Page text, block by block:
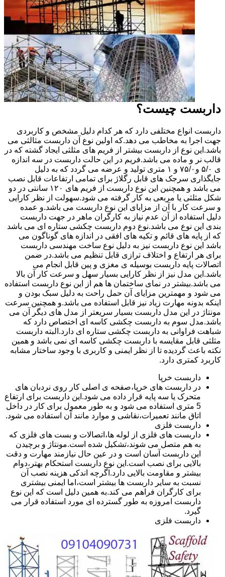
داربست چیست؟
داربست انواع مختلفی دارد که هر کدام دلیل مشخص و کاربردی
جهت اجرا به مخاطب می دهد.که اولین نوع آن داربست مثالثی می
باشد.این نوع از داربست بیشتر از فریم های مثلثی ایجاد گشته که در
قالب نر و ماده می باشد.فریم در این حالت داربست در سه اندازه
ی ۵/۰ و۷۵/۰ و ۱ متری تولید و عرضه می گردد که به دلیل
جایگذاری سرجک های قابل رگلاژ برای تمامی ارتفاعات قابل نصب
می باشد و همچنین این نوع داربست از فریم های ۱۲۰ سانتی در دو
شکل مثلثی یا مربعی به کار گرفته می شود.سهولت از نظر کارایی
و سرعت کار با آن از مزایای این نوع داربست می باشد.و عمده
دلیل استفاده از آن عدم نیاز به کارگران ماهر در جهت داربست
بندی این نوع می باشد.نوع دوم داربست چکشی ستاره ای می باشد
که از پایه های قائم و تکیه های افقی در اندازه های گوناگون می
باشد این نوع داربست نیز به دلیل نوع ساخت مهندسی داربست
برای هر ارتفاع و اختلاف ترازی قابل تنظیم می باشد.در ضمن
اتصالات پایه داربست بوسیله ی مغزی و پین قابل انجام می
باشد.این مدل نیز از نظر کارایی بسیار سهل و سرعت کار آن بالا
می باشد.بیشتر در نمای ساختمان ها هم از این نوع داربست استفاده
می شود و مهمترین مزایای آن حمل راحت به دلیل سبک بودن و
اینکه بدونه مهارت زیاد نیز قابل استفاده می باشد.و همچنین سرعت
مونتاژ در این مدل داربست بسیار سریعتر از مدل های دیگر آن می
باشد.مدل سوم به داربست چکشی کاسه ای اختصاص دارد که
شباهت فراوانی به داربست چکشی ستاره ای دارد.البته داربست
مثلثی قابل مقایسه با داربست چکشی کاسه ای نمی باشد و همین
نکته باعث گردیده تا از نظر ایمنی و کاربری با وجود ساختار مشابه
کاربرد کمتری دارد.
داربست خرپا
در داربست های خرپا،صفحه ی اصلی کار روی نردبان های
متحرک یا سه پایه قرار داده می شود.این داربست برای ارتفاع
5 متری استفاده می شود و به طور معمول برای کار در داخل
اتاق مانند تعمیرات،نقاشی و موارد مانند آن استفاده می شود.
داربست فلزی
داربست های فلزی از لوله ها،اتصالات و بست های فلزی که
به هم متصل می شوند،تشکیل شده است.مونتاژ و برچیدن
این داربست آسان است و در عین حال نیازمند مهارت و دقت
بالایی برای نصب است.این نوع داربست استحکام بهتر،دوام
بیشتر و مقاومت بالایی دارد.اگرچه اندکی هزینه نصب آن
نسبت به سایر داربست ها بیشتر است،اما ایمنی بیشتری
برای کارگران فراهم می کند.به همین دلیل است که این نوع
داربست امروزه به طور گسترده ای مورد استفاده قرار می
گیرد.
داربست فلزی